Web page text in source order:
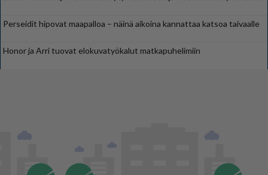
Perseidit hipovat maapalloa – näinä aikoina kannattaa katsoa taivaalle
Honor ja Arri tuovat elokuvatyökalut matkapuhelimiin